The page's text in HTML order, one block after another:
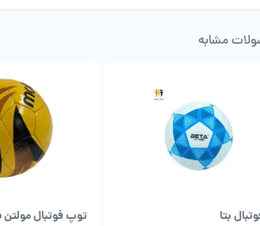
مشابه
بتا توپ فوتبال مولتن vanteggio